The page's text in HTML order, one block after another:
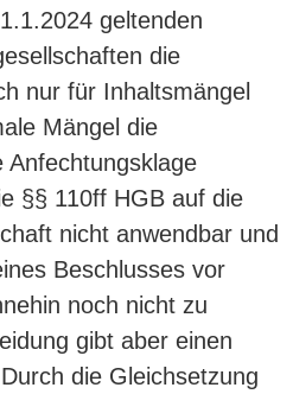
geltenden
die
nur für Inhaltsmängel
Mängel die
Anfechtungsklage
§§ 110ff HGB auf die
nicht anwendbar und
Beschlusses vor
noch nicht zu
gibt aber einen
die Gleichsetzung